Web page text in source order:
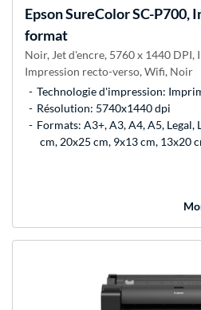
EpsonSureColor SC-P700,
format
Noir, Jet d'encre, 5760 x 1440 DPI,
Impression recto-verso, Wifi, Noir
Technologie d'impression:
Résolution: 5740x1440 dpi
Formats: A3+, A3, A4, A5, Legal,
cm, 20x25 cm, 9x13 cm, 13x20